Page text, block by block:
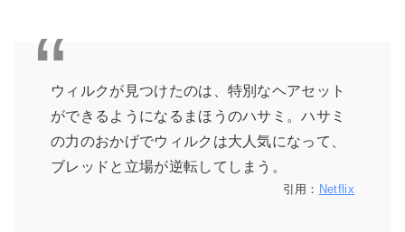
ウィルクが見つけたのは、特別なヘアセット
ができるようになるまほうのハサミ。ハサミ
の力のおかげでウィルクは大人気になって、
ブレッドと立場が逆転してしまう。
引用： Netflix